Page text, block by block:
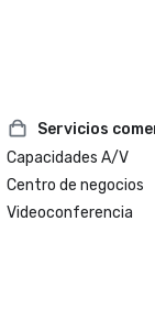
Servicios
Capacidades A/V
Centro de negocios
Videoconferencia